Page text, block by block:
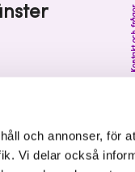
och annonser, för
Vi delar också
inspiration